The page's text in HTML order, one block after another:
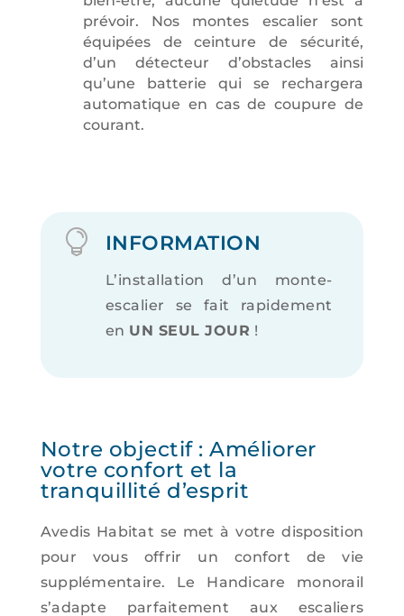
prévoir. Nos montes escalier sont
équipées de ceinture de sécurité,
d’un détecteur d’obstacles ainsi
qu’une batterie qui se rechargera
automatique en cas de coupure de
courant.
 INFORMATION
L’installation d’un monte-
escalier se fait rapidement
en UN SEUL JOUR !
Notre objectif : Améliorer
votre confort et la
tranquillité d’esprit
Avedis Habitat se met à votre disposition
pour vous offrir un confort de vie
supplémentaire. Le Handicare monorail
s’adapte parfaitement aux escaliers